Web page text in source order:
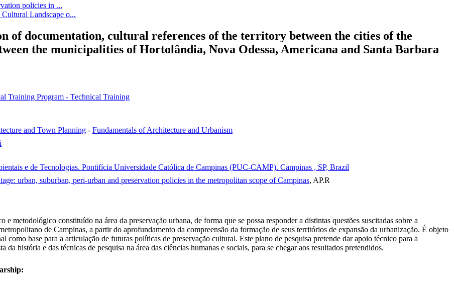
policies in ...
Landscape o...
of documentation, cultural references of the territory between the cities of the
the municipalities of Hortolândia, Nova Odessa, Americana and Santa Barbara
Training Program - Technical Training
and Town Planning - Fundamentals of Architecture and Urbanism
e de Tecnologias. Pontifícia Universidade Católica de Campinas (PUC-CAMP). Campinas , SP, Brazil
urban, suburban, peri-urban and preservation policies in the metropolitan scope of Campinas, AP.R
metodológico constituído na área da preservação urbana, de forma que se possa responder a distintas questões suscitadas sobre a
de Campinas, a partir do aprofundamento da compreensão da formação de seus territórios de expansão da urbanização. É objeto
como base para a articulação de futuras políticas de preservação cultural. Este plano de pesquisa pretende dar apoio técnico para a
história e das técnicas de pesquisa na área das ciências humanas e sociais, para se chegar aos resultados pretendidos.